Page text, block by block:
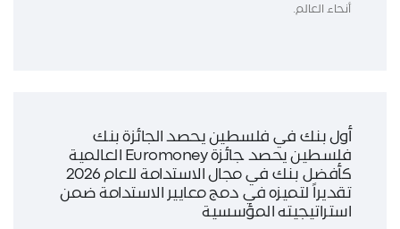
أنحاء العالم.
أول بنك في فلسطين يحصد الجائزة بنك
فلسطين يحصد جائزة Euromoney العالمية
كأفضل بنك في مجال الاستدامة للعام 2026
تقديراً لتميزه في دمج معايير الاستدامة ضمن
استراتيجيته المؤسسية